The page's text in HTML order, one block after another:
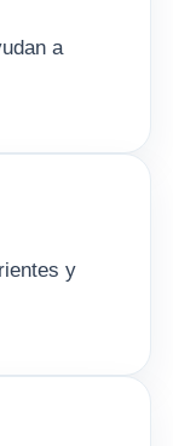
a
y